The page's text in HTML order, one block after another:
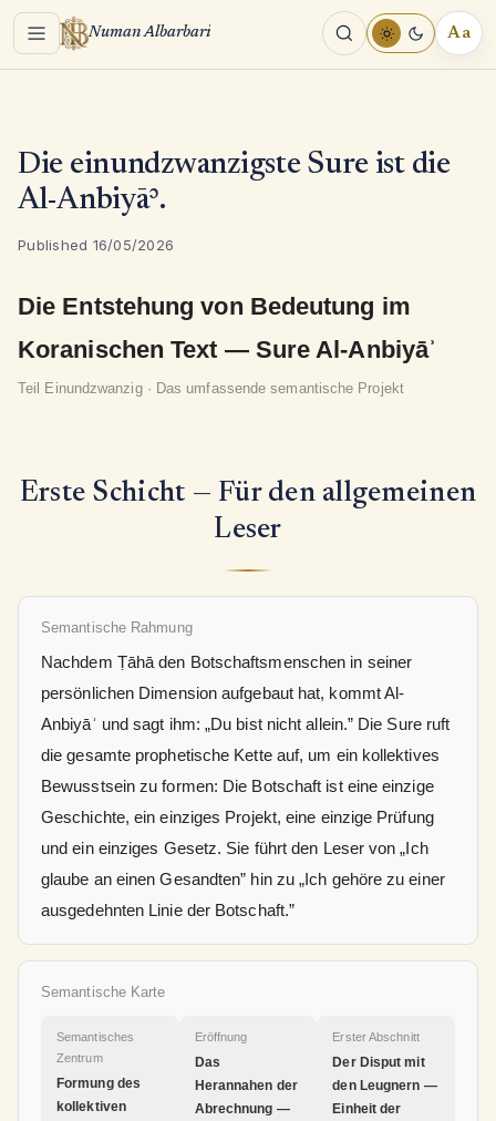
Menu Numan Albarbari Aa
Die einundzwanzigste Sure ist die
Al-Anbiyāʾ.
Published 16/05/2026
Die Entstehung von Bedeutung im
Koranischen Text — Sure Al-Anbiyāʾ
Teil Einundzwanzig · Das umfassende semantische Projekt
Erste Schicht — Für den allgemeinen
Leser
Semantische Rahmung
Nachdem Ṭāhā den Botschaftsmenschen in seiner
persönlichen Dimension aufgebaut hat, kommt Al-
Anbiyāʾ und sagt ihm: „Du bist nicht allein.” Die Sure ruft
die gesamte prophetische Kette auf, um ein kollektives
Bewusstsein zu formen: Die Botschaft ist eine einzige
Geschichte, ein einziges Projekt, eine einzige Prüfung
und ein einziges Gesetz. Sie führt den Leser von „Ich
glaube an einen Gesandten” hin zu „Ich gehöre zu einer
ausgedehnten Linie der Botschaft.”
Semantische Karte
Semantisches
Zentrum
Formung des
kollektiven
Eröffnung
Das
Herannahen der
Abrechnung —
Erster Abschnitt
Der Disput mit
den Leugnern —
Einheit der